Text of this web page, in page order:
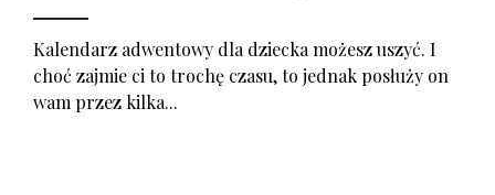
Kalendarz adwentowy dla dziecka możesz uszyć. I
choć zajmie ci to trochę czasu, to jednak posłuży on
wam przez kilka...